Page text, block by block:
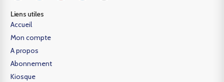
Liens utiles
Accueil
Mon compte
A propos
Abonnement
Kiosque